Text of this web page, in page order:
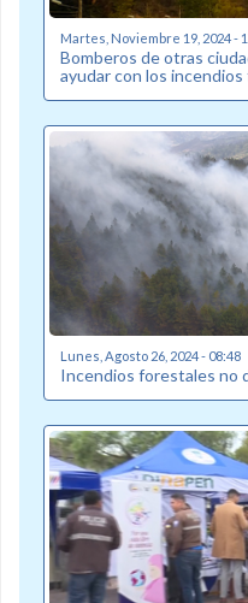
Martes, Noviembre 19, 2024 -
Bomberos de otras
ayudar con los
Lunes, Agosto 26, 2024 - 08:48
Incendios forestales no